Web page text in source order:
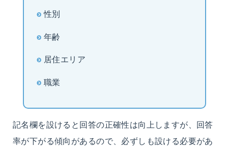
性別
年齢
居住エリア
職業
記名欄を設けると回答の正確性は向上しますが、回答
率が下がる傾向があるので、必ずしも設ける必要があ